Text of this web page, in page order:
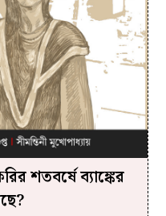
শতবর্ষে ব্যাঙ্কের